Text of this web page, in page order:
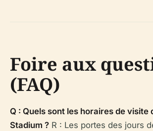
Foire aux
(FAQ)
Q : Quels sont les horaires de visite
Stadium ? R : Les portes des jours